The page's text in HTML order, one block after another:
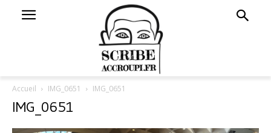
Accueil IMG_0651 IMG_0651
IMG_0651